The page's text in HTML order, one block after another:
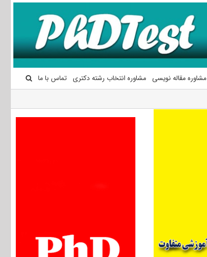
مشاوره مقاله نویسی مشاوره انتخاب رشته دکتری تماس با ما